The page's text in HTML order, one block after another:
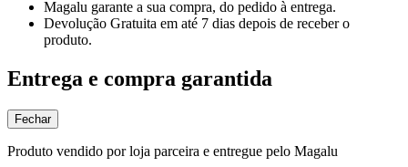
Magalu garante a sua compra, do pedido à entrega.
Devolução Gratuita em até 7 dias depois de receber o
produto.
Entrega e compra garantida
Fechar
Produto vendido por loja parceira e entregue pelo Magalu